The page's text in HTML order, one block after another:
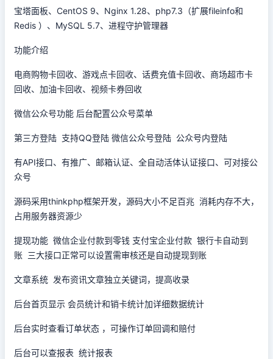
宝塔面板、CentOS 9、Nginx 1.28、php7.3（扩展fileinfo和
Redis ）、MySQL 5.7、进程守护管理器
功能介绍
电商购物卡回收、游戏点卡回收、话费充值卡回收、商场超市卡
回收、加油卡回收、视频卡券回收
微信公众号功能 后台配置公众号菜单
第三方登陆 支持QQ登陆 微信公众号登陆 公众号内登陆
有API接口、有推广、邮箱认证、全自动活体认证接口、可对接公
众号
源码采用thinkphp框架开发，源码大小不足百兆 消耗内存不大，
占用服务器资源少
提现功能 微信企业付款到零钱 支付宝企业付款 银行卡自动到
账 三大接口正常可以设置需审核还是自动提现到账
文章系统 发布资讯文章独立关键词，提高收录
后台首页显示 会员统计和销卡统计加详细数据统计
后台实时查看订单状态 ，可操作订单回调和赔付
后台可以查报表 统计报表